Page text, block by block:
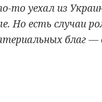
то уехал из
Но есть случаи
благ —